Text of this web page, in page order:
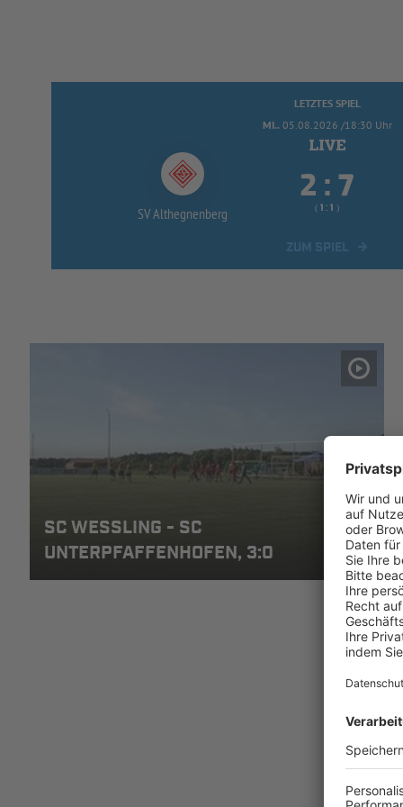
LETZTES SPIEL
MI.. 05.08.2026 /18:30 Uhr
SV Althegnenberg
 : 
(  :  )
SC WESSLING - SC U
NTERPFAFFENHOFEN, 3:0